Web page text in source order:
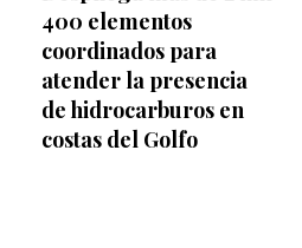
400 elementos
coordinados para
atender la presencia
de hidrocarburos en
costas del Golfo